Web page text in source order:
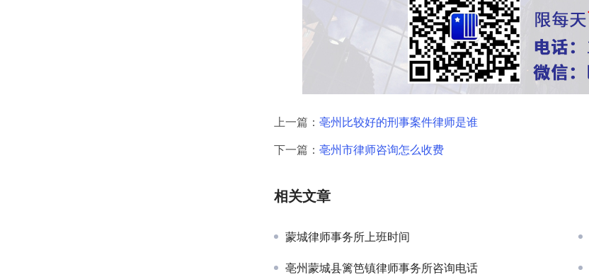
上一篇： 亳州比较好的刑事案件律师是谁
下一篇： 亳州市律师咨询怎么收费
相关文章
蒙城律师事务所上班时间
亳州蒙城县篱笆镇律师事务所咨询电话